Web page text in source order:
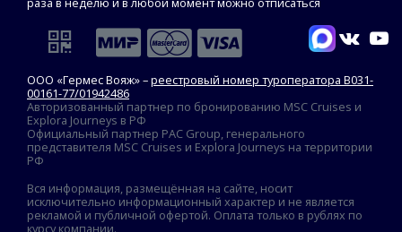
ООО «Гермес Вояж» –реестровый номер туроператора В031-
00161-77/01942486
Авторизованный партнер по бронированию MSC Cruises и
Explora Journeys в РФ
Официальный партнер PAC Group, генерального
представителя MSC Cruises и Explora Journeys на территории
РФ
Вся информация, размещённая на сайте, носит
исключительно информационный характер и не является
рекламой и публичной офертой. Оплата только в рублях по
курсу компании.